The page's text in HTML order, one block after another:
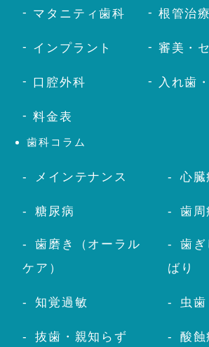
マタニティ歯科 根管治療
インプラント 審美・
口腔外科 入れ歯
料金表
歯科コラム
メインテナンス 心臓
糖尿病 歯周
歯磨き（オーラル
ケア）
歯ぎ
ばり
知覚過敏 虫歯
抜歯・親知らず 酸蝕